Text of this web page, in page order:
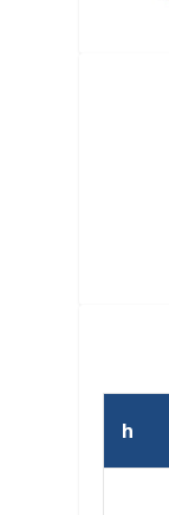
h